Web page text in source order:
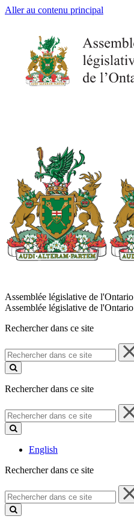
Aller au contenu principal
Assemblée législative de l'Ontario
Assemblée législative de l'Ontario
Rechercher dans ce site
Rechercher
dans
ce
Rechercher dans ce site
Rechercher
dans
ce
English
Rechercher dans ce site
Rechercher
dans
ce